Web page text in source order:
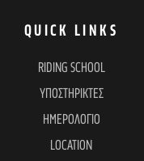
QUICK LINKS
RIDING SCHOOL
ΥΠΟΣΤΗΡΙΚΤΕΣ
ΗΜΕΡΟΛΟΓΙΟ
LOCATION